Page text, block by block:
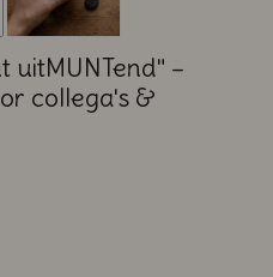
uitMUNTend" –
collega's &